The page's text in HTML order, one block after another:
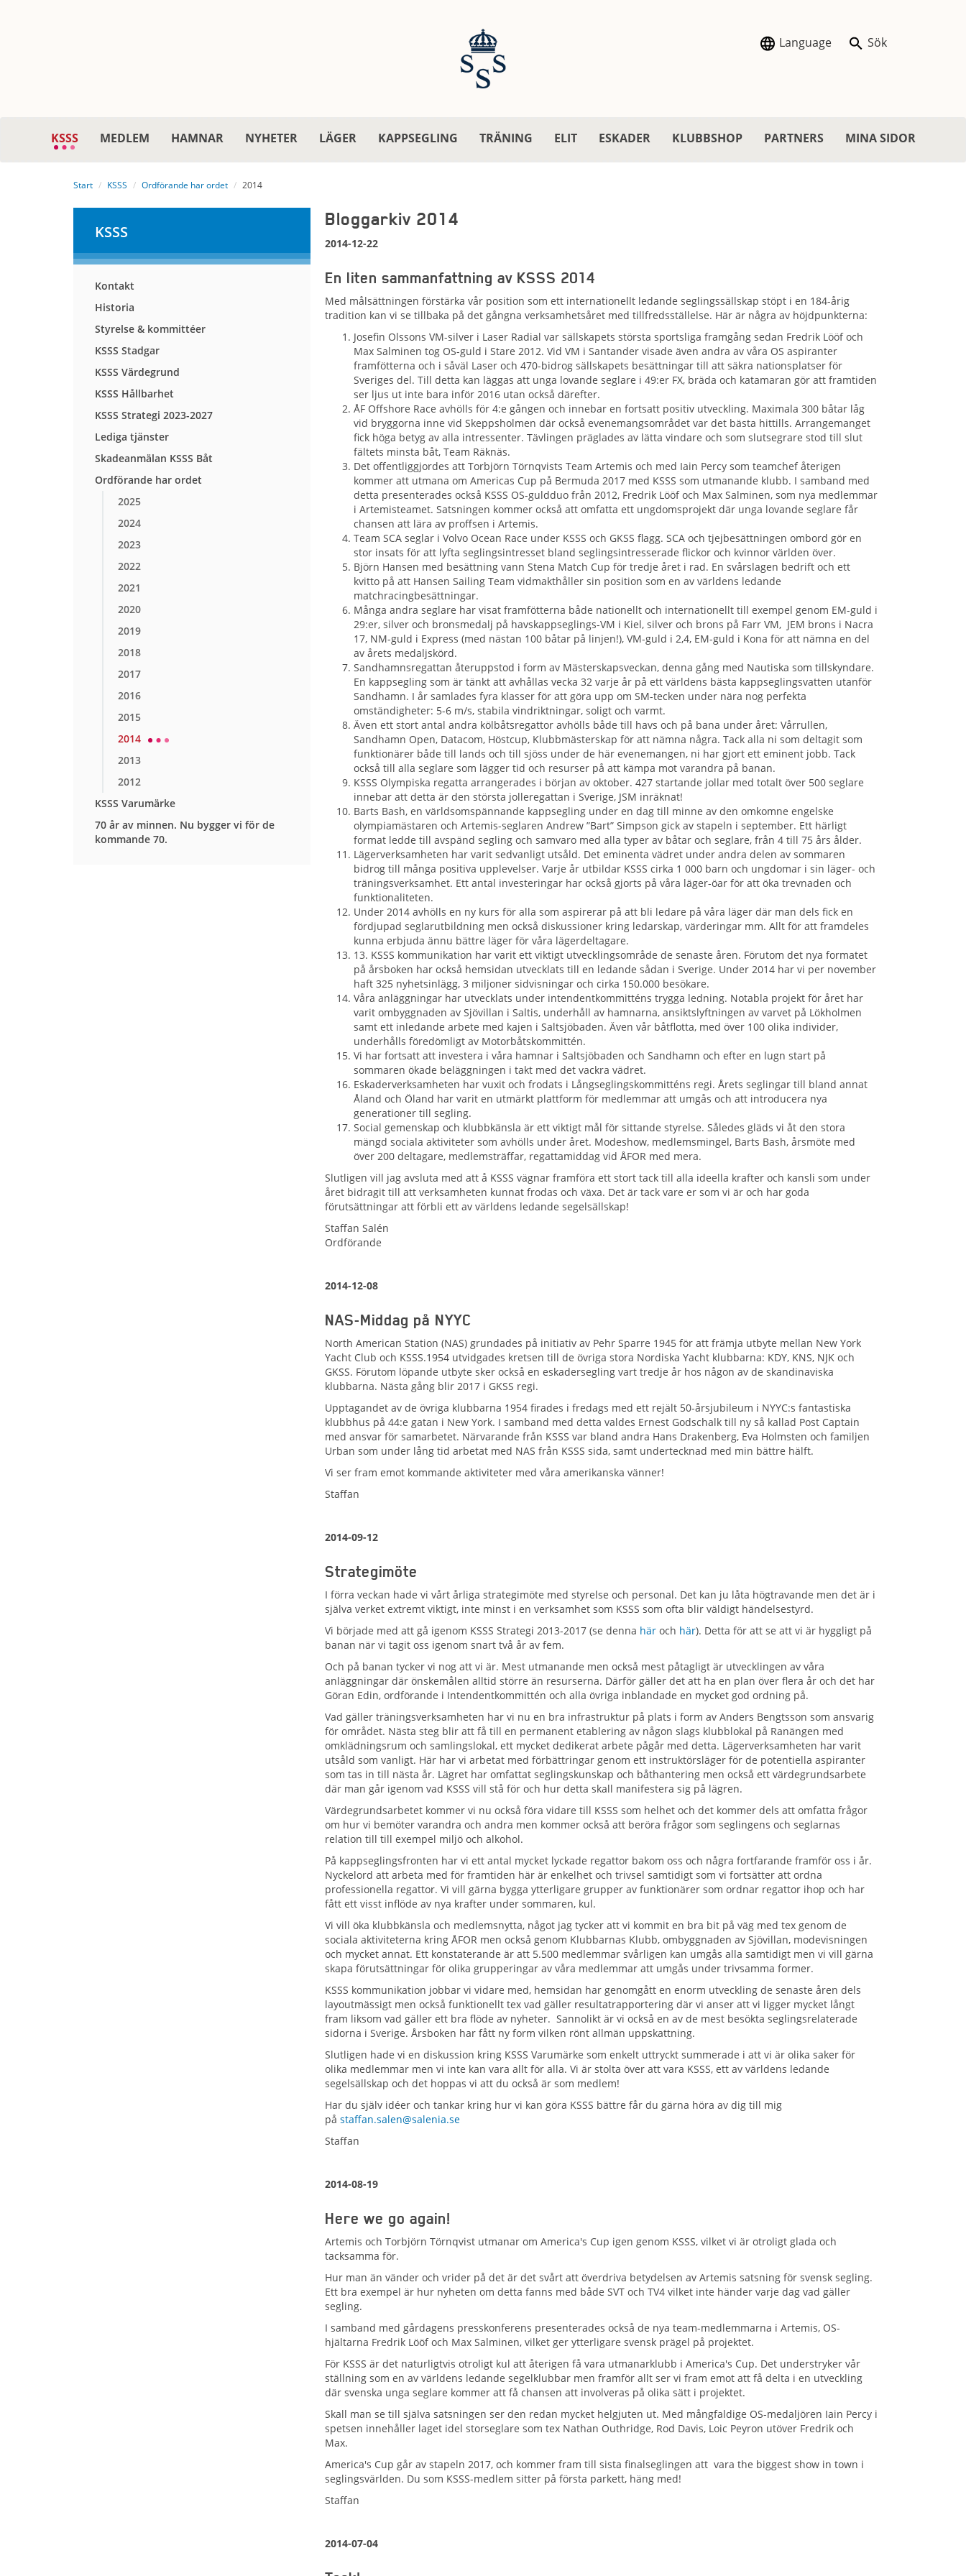
Language Sök
KSSS MEDLEM HAMNAR NYHETER LÄGER KAPPSEGLING TRÄNING ELIT ESKADER KLUBBSHOP PARTNERS MINA SIDOR
Start KSSS Ordförande har ordet 2014
KSSS
Kontakt
Historia
Styrelse & kommittéer
KSSS Stadgar
KSSS Värdegrund
KSSS Hållbarhet
KSSS Strategi 2023-2027
Lediga tjänster
Skadeanmälan KSSS Båt
Ordförande har ordet
2025
2024
2023
2022
2021
2020
2019
2018
2017
2016
2015
2014
2013
2012
KSSS Varumärke
70 år av minnen. Nu bygger vi för de
kommande 70.
Bloggarkiv 2014
2014-12-22
En liten sammanfattning av KSSS 2014
Med målsättningen förstärka vår position som ett internationellt ledande seglingssällskap stöpt i en 184-årig
tradition kan vi se tillbaka på det gångna verksamhetsåret med tillfredsställelse. Här är några av höjdpunkterna:
Josefin Olssons VM-silver i Laser Radial var sällskapets största sportsliga framgång sedan Fredrik Lööf och
Max Salminen tog OS-guld i Stare 2012. Vid VM i Santander visade även andra av våra OS aspiranter
framfötterna och i såväl Laser och 470-bidrog sällskapets besättningar till att säkra nationsplatser för
Sveriges del. Till detta kan läggas att unga lovande seglare i 49:er FX, bräda och katamaran gör att framtiden
ser ljus ut inte bara inför 2016 utan också därefter.
ÅF Offshore Race avhölls för 4:e gången och innebar en fortsatt positiv utveckling. Maximala 300 båtar låg
vid bryggorna inne vid Skeppsholmen där också evenemangsområdet var det bästa hittills. Arrangemanget
fick höga betyg av alla intressenter. Tävlingen präglades av lätta vindare och som slutsegrare stod till slut
fältets minsta båt, Team Räknäs.
Det offentliggjordes att Torbjörn Törnqvists Team Artemis och med Iain Percy som teamchef återigen
kommer att utmana om Americas Cup på Bermuda 2017 med KSSS som utmanande klubb. I samband med
detta presenterades också KSSS OS-guldduo från 2012, Fredrik Lööf och Max Salminen, som nya medlemmar
i Artemisteamet. Satsningen kommer också att omfatta ett ungdomsprojekt där unga lovande seglare får
chansen att lära av proffsen i Artemis.
Team SCA seglar i Volvo Ocean Race under KSSS och GKSS flagg. SCA och tjejbesättningen ombord gör en
stor insats för att lyfta seglingsintresset bland seglingsintresserade flickor och kvinnor världen över.
Björn Hansen med besättning vann Stena Match Cup för tredje året i rad. En svårslagen bedrift och ett
kvitto på att Hansen Sailing Team vidmakthåller sin position som en av världens ledande
matchracingbesättningar.
Många andra seglare har visat framfötterna både nationellt och internationellt till exempel genom EM-guld i
29:er, silver och bronsmedalj på havskappseglings-VM i Kiel, silver och brons på Farr VM, JEM brons i Nacra
17, NM-guld i Express (med nästan 100 båtar på linjen!), VM-guld i 2,4, EM-guld i Kona för att nämna en del
av årets medaljskörd.
Sandhamnsregattan återuppstod i form av Mästerskapsveckan, denna gång med Nautiska som tillskyndare.
En kappsegling som är tänkt att avhållas vecka 32 varje år på ett världens bästa kappseglingsvatten utanför
Sandhamn. I år samlades fyra klasser för att göra upp om SM-tecken under nära nog perfekta
omständigheter: 5-6 m/s, stabila vindriktningar, soligt och varmt.
Även ett stort antal andra kölbåtsregattor avhölls både till havs och på bana under året: Vårrullen,
Sandhamn Open, Datacom, Höstcup, Klubbmästerskap för att nämna några. Tack alla ni som deltagit som
funktionärer både till lands och till sjöss under de här evenemangen, ni har gjort ett eminent jobb. Tack
också till alla seglare som lägger tid och resurser på att kämpa mot varandra på banan.
KSSS Olympiska regatta arrangerades i början av oktober. 427 startande jollar med totalt över 500 seglare
innebar att detta är den största jolleregattan i Sverige, JSM inräknat!
Barts Bash, en världsomspännande kappsegling under en dag till minne av den omkomne engelske
olympiamästaren och Artemis-seglaren Andrew ”Bart” Simpson gick av stapeln i september. Ett härligt
format ledde till avspänd segling och samvaro med alla typer av båtar och seglare, från 4 till 75 års ålder.
Lägerverksamheten har varit sedvanligt utsåld. Det eminenta vädret under andra delen av sommaren
bidrog till många positiva upplevelser. Varje år utbildar KSSS cirka 1 000 barn och ungdomar i sin läger- och
träningsverksamhet. Ett antal investeringar har också gjorts på våra läger-öar för att öka trevnaden och
funktionaliteten.
Under 2014 avhölls en ny kurs för alla som aspirerar på att bli ledare på våra läger där man dels fick en
fördjupad seglarutbildning men också diskussioner kring ledarskap, värderingar mm. Allt för att framdeles
kunna erbjuda ännu bättre läger för våra lägerdeltagare.
13. KSSS kommunikation har varit ett viktigt utvecklingsområde de senaste åren. Förutom det nya formatet
på årsboken har också hemsidan utvecklats till en ledande sådan i Sverige. Under 2014 har vi per november
haft 325 nyhetsinlägg, 3 miljoner sidvisningar och cirka 150.000 besökare.
Våra anläggningar har utvecklats under intendentkommitténs trygga ledning. Notabla projekt för året har
varit ombyggnaden av Sjövillan i Saltis, underhåll av hamnarna, ansiktslyftningen av varvet på Lökholmen
samt ett inledande arbete med kajen i Saltsjöbaden. Även vår båtflotta, med över 100 olika individer,
underhålls föredömligt av Motorbåtskommittén.
Vi har fortsatt att investera i våra hamnar i Saltsjöbaden och Sandhamn och efter en lugn start på
sommaren ökade beläggningen i takt med det vackra vädret.
Eskaderverksamheten har vuxit och frodats i Långseglingskommitténs regi. Årets seglingar till bland annat
Åland och Öland har varit en utmärkt plattform för medlemmar att umgås och att introducera nya
generationer till segling.
Social gemenskap och klubbkänsla är ett viktigt mål för sittande styrelse. Således gläds vi åt den stora
mängd sociala aktiviteter som avhölls under året. Modeshow, medlemsmingel, Barts Bash, årsmöte med
över 200 deltagare, medlemsträffar, regattamiddag vid ÅFOR med mera.
Slutligen vill jag avsluta med att å KSSS vägnar framföra ett stort tack till alla ideella krafter och kansli som under
året bidragit till att verksamheten kunnat frodas och växa. Det är tack vare er som vi är och har goda
förutsättningar att förbli ett av världens ledande segelsällskap!
Staffan Salén
Ordförande
2014-12-08
NAS-Middag på NYYC
North American Station (NAS) grundades på initiativ av Pehr Sparre 1945 för att främja utbyte mellan New York
Yacht Club och KSSS.1954 utvidgades kretsen till de övriga stora Nordiska Yacht klubbarna: KDY, KNS, NJK och
GKSS. Förutom löpande utbyte sker också en eskadersegling vart tredje år hos någon av de skandinaviska
klubbarna. Nästa gång blir 2017 i GKSS regi.
Upptagandet av de övriga klubbarna 1954 firades i fredags med ett rejält 50-årsjubileum i NYYC:s fantastiska
klubbhus på 44:e gatan i New York. I samband med detta valdes Ernest Godschalk till ny så kallad Post Captain
med ansvar för samarbetet. Närvarande från KSSS var bland andra Hans Drakenberg, Eva Holmsten och familjen
Urban som under lång tid arbetat med NAS från KSSS sida, samt undertecknad med min bättre hälft.
Vi ser fram emot kommande aktiviteter med våra amerikanska vänner!
Staffan
2014-09-12
Strategimöte
I förra veckan hade vi vårt årliga strategimöte med styrelse och personal. Det kan ju låta högtravande men det är i
själva verket extremt viktigt, inte minst i en verksamhet som KSSS som ofta blir väldigt händelsestyrd.
Vi började med att gå igenom KSSS Strategi 2013-2017 (se denna här och här). Detta för att se att vi är hyggligt på
banan när vi tagit oss igenom snart två år av fem.
Och på banan tycker vi nog att vi är. Mest utmanande men också mest påtagligt är utvecklingen av våra
anläggningar där önskemålen alltid större än resurserna. Därför gäller det att ha en plan över flera år och det har
Göran Edin, ordförande i Intendentkommittén och alla övriga inblandade en mycket god ordning på.
Vad gäller träningsverksamheten har vi nu en bra infrastruktur på plats i form av Anders Bengtsson som ansvarig
för området. Nästa steg blir att få till en permanent etablering av någon slags klubblokal på Ranängen med
omklädningsrum och samlingslokal, ett mycket dedikerat arbete pågår med detta. Lägerverksamheten har varit
utsåld som vanligt. Här har vi arbetat med förbättringar genom ett instruktörsläger för de potentiella aspiranter
som tas in till nästa år. Lägret har omfattat seglingskunskap och båthantering men också ett värdegrundsarbete
där man går igenom vad KSSS vill stå för och hur detta skall manifestera sig på lägren.
Värdegrundsarbetet kommer vi nu också föra vidare till KSSS som helhet och det kommer dels att omfatta frågor
om hur vi bemöter varandra och andra men kommer också att beröra frågor som seglingens och seglarnas
relation till till exempel miljö och alkohol.
På kappseglingsfronten har vi ett antal mycket lyckade regattor bakom oss och några fortfarande framför oss i år.
Nyckelord att arbeta med för framtiden här är enkelhet och trivsel samtidigt som vi fortsätter att ordna
professionella regattor. Vi vill gärna bygga ytterligare grupper av funktionärer som ordnar regattor ihop och har
fått ett visst inflöde av nya krafter under sommaren, kul.
Vi vill öka klubbkänsla och medlemsnytta, något jag tycker att vi kommit en bra bit på väg med tex genom de
sociala aktiviteterna kring ÅFOR men också genom Klubbarnas Klubb, ombyggnaden av Sjövillan, modevisningen
och mycket annat. Ett konstaterande är att 5.500 medlemmar svårligen kan umgås alla samtidigt men vi vill gärna
skapa förutsättningar för olika grupperingar av våra medlemmar att umgås under trivsamma former.
KSSS kommunikation jobbar vi vidare med, hemsidan har genomgått en enorm utveckling de senaste åren dels
layoutmässigt men också funktionellt tex vad gäller resultatrapportering där vi anser att vi ligger mycket långt
fram liksom vad gäller ett bra flöde av nyheter. Sannolikt är vi också en av de mest besökta seglingsrelaterade
sidorna i Sverige. Årsboken har fått ny form vilken rönt allmän uppskattning.
Slutligen hade vi en diskussion kring KSSS Varumärke som enkelt uttryckt summerade i att vi är olika saker för
olika medlemmar men vi inte kan vara allt för alla. Vi är stolta över att vara KSSS, ett av världens ledande
segelsällskap och det hoppas vi att du också är som medlem!
Har du själv idéer och tankar kring hur vi kan göra KSSS bättre får du gärna höra av dig till mig
på staffan.salen@salenia.se
Staffan
2014-08-19
Here we go again!
Artemis och Torbjörn Törnqvist utmanar om America's Cup igen genom KSSS, vilket vi är otroligt glada och
tacksamma för.
Hur man än vänder och vrider på det är det svårt att överdriva betydelsen av Artemis satsning för svensk segling.
Ett bra exempel är hur nyheten om detta fanns med både SVT och TV4 vilket inte händer varje dag vad gäller
segling.
I samband med gårdagens presskonferens presenterades också de nya team-medlemmarna i Artemis, OS-
hjältarna Fredrik Lööf och Max Salminen, vilket ger ytterligare svensk prägel på projektet.
För KSSS är det naturligtvis otroligt kul att återigen få vara utmanarklubb i America's Cup. Det understryker vår
ställning som en av världens ledande segelklubbar men framför allt ser vi fram emot att få delta i en utveckling
där svenska unga seglare kommer att få chansen att involveras på olika sätt i projektet.
Skall man se till själva satsningen ser den redan mycket helgjuten ut. Med mångfaldige OS-medaljören Iain Percy i
spetsen innehåller laget idel storseglare som tex Nathan Outhridge, Rod Davis, Loic Peyron utöver Fredrik och
Max.
America's Cup går av stapeln 2017, och kommer fram till sista finalseglingen att vara the biggest show in town i
seglingsvärlden. Du som KSSS-medlem sitter på första parkett, häng med!
Staffan
2014-07-04